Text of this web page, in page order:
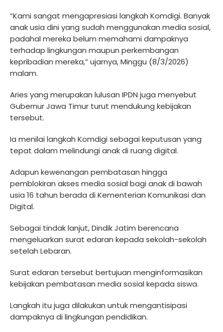
“Kami sangat mengapresiasi langkah Komdigi. Banyak
anak usia dini yang sudah menggunakan media sosial,
padahal mereka belum memahami dampaknya
terhadap lingkungan maupun perkembangan
kepribadian mereka,” ujarnya, Minggu (8/3/2026)
malam.
Aries yang merupakan lulusan IPDN juga menyebut
Gubernur Jawa Timur turut mendukung kebijakan
tersebut.
Ia menilai langkah Komdigi sebagai keputusan yang
tepat dalam melindungi anak di ruang digital.
Adapun kewenangan pembatasan hingga
pemblokiran akses media sosial bagi anak di bawah
usia 16 tahun berada di Kementerian Komunikasi dan
Digital.
Sebagai tindak lanjut, Dindik Jatim berencana
mengeluarkan surat edaran kepada sekolah-sekolah
setelah Lebaran.
Surat edaran tersebut bertujuan menginformasikan
kebijakan pembatasan media sosial kepada siswa.
Langkah itu juga dilakukan untuk mengantisipasi
dampaknya di lingkungan pendidikan.